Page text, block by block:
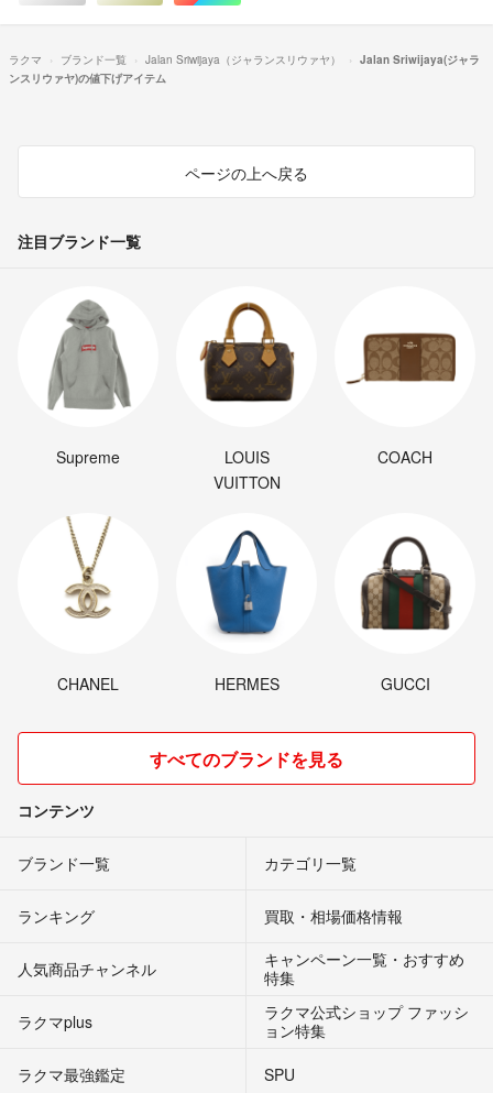
ラクマ ブランド一覧 Jalan Sriwijaya（ジャランスリウァヤ）
Jalan Sriwijaya(ジャラ
ンスリウァヤ)の値下げアイテム
ページの上へ戻る
注目ブランド一覧
Supreme
LOUIS
VUITTON
COACH
CHANEL HERMES GUCCI
すべてのブランドを見る
コンテンツ
ブランド一覧 カテゴリ一覧
ランキング 買取・相場価格情報
人気商品チャンネル
キャンペーン一覧・おすすめ
特集
ラクマplus
ラクマ公式ショップ ファッシ
ョン特集
ラクマ最強鑑定
SPU